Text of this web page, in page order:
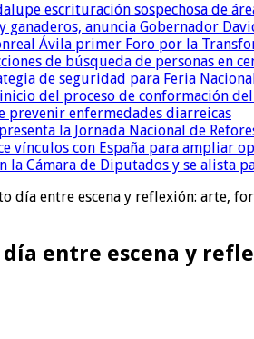
escrituración sospechosa de
anuncia Gobernador
Ávila primer Foro por la
de búsqueda de personas en
de seguridad para Feria
del proceso de conformación
prevenir enfermedades diarreicas
la Jornada Nacional de
vínculos con España para ampliar
la Cámara de Diputados y se alista
día entre escena y reflexión: arte,
día entre escena y